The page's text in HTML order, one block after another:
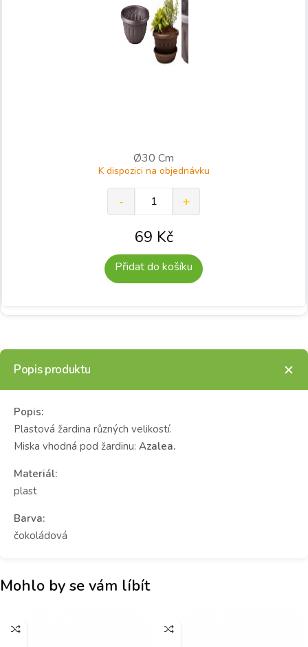
Ø30 Cm
K dispozici na objednávku
69 Kč
Přidat do košíku
Popis produktu
Popis:
Plastová žardina různých velikostí.
Miska vhodná pod žardinu: Azalea.
Materiál:
plast
Barva:
čokoládová
Mohlo by se vám líbít